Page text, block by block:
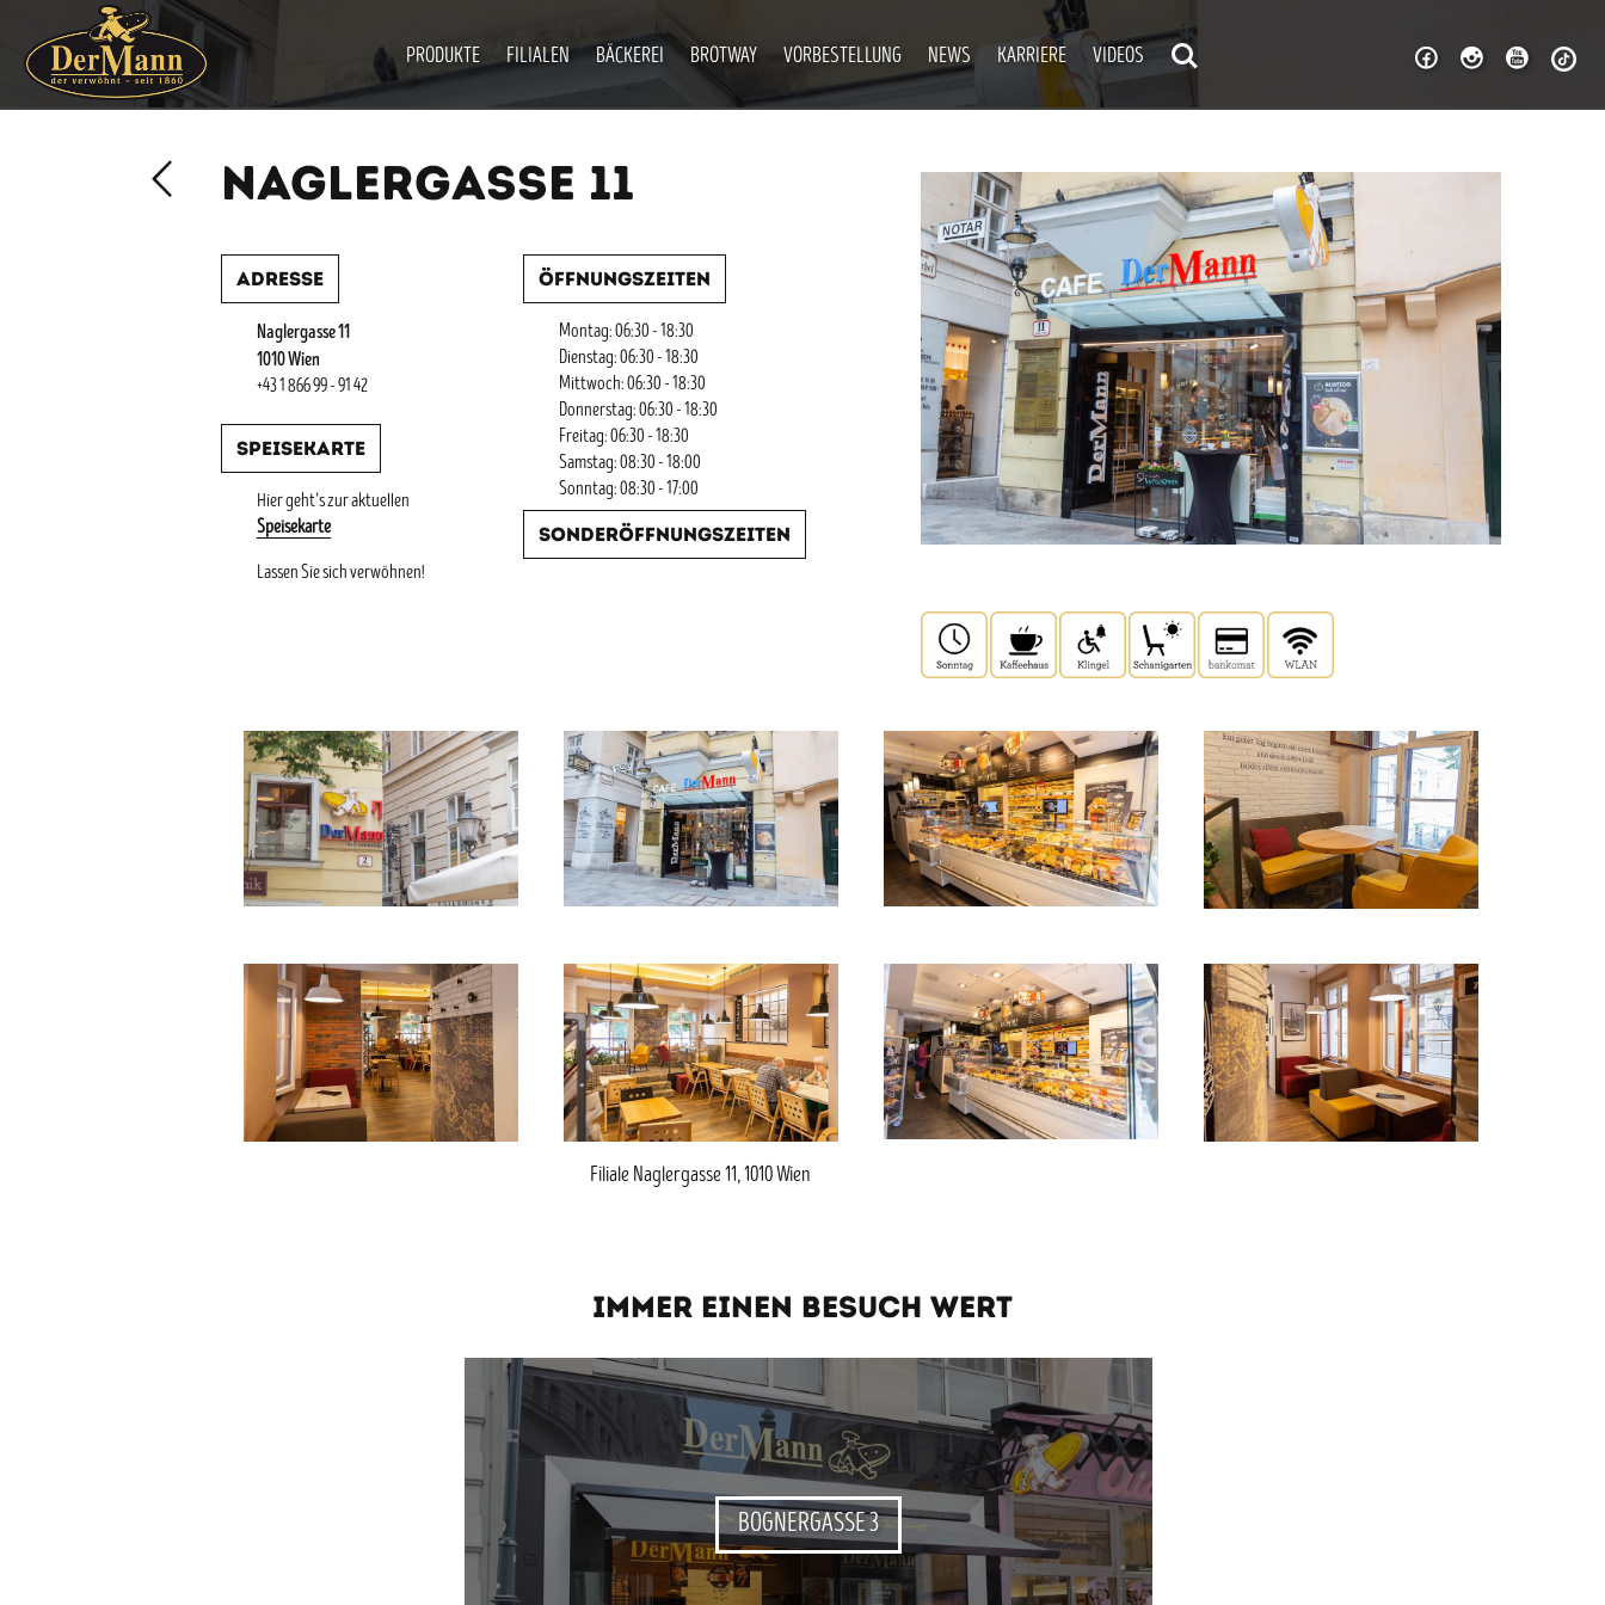
PRODUKTE FILIALEN BÄCKEREI BROTWAY VORBESTELLUNG NEWS KARRIERE VIDEOS
NAGLERGASSE 11
Adresse
Naglergasse 11
1010 Wien
+43 1 866 99 - 91 42
Speisekarte
Hier geht’s zur aktuellen
Speisekarte
Lassen Sie sich verwöhnen!
Öffnungszeiten
Montag: 06:30 - 18:30
Dienstag: 06:30 - 18:30
Mittwoch: 06:30 - 18:30
Donnerstag: 06:30 - 18:30
Freitag: 06:30 - 18:30
Samstag: 08:30 - 18:00
Sonntag: 08:30 - 17:00
Sonderöffnungszeiten
Filiale Naglergasse 11, 1010 Wien
IMMER EINEN BESUCH WERT
BOGNERGASSE 3